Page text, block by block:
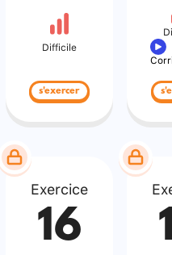
Difficile
s'exercer
Exercice
16